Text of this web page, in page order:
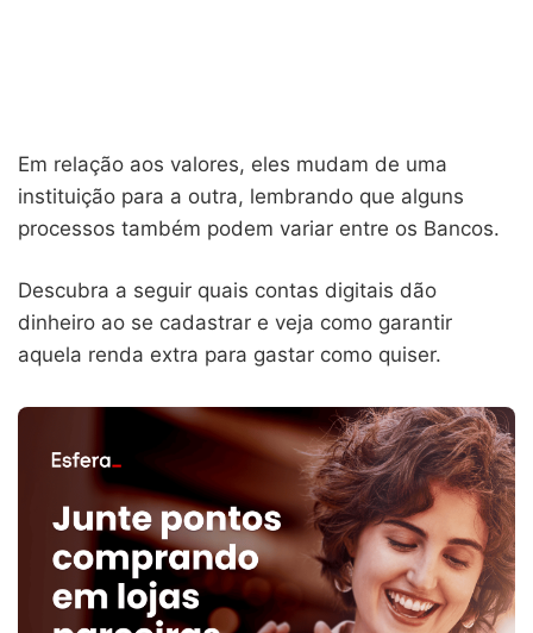
Em relação aos valores, eles mudam de uma
instituição para a outra, lembrando que alguns
processos também podem variar entre os Bancos.
Descubra a seguir quais contas digitais dão
dinheiro ao se cadastrar e veja como garantir
aquela renda extra para gastar como quiser.